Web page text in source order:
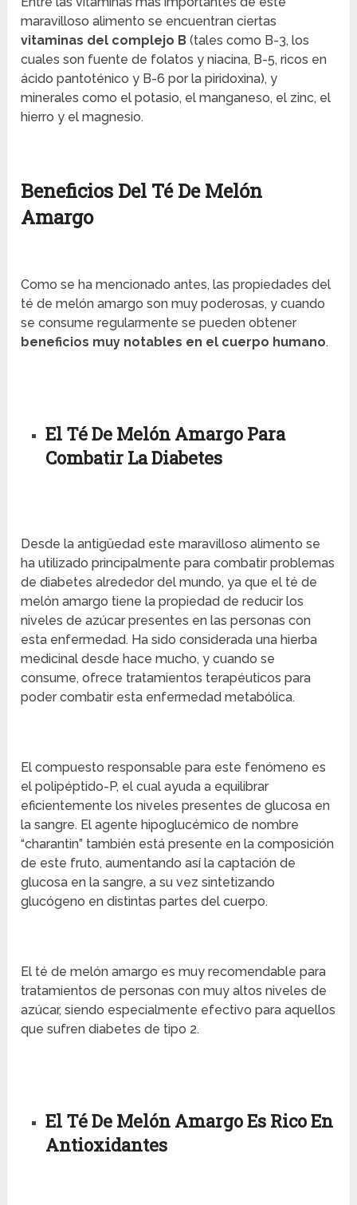
maravilloso alimento se encuentran ciertas
vitaminas del complejo B (tales como B-3, los
cuales son fuente de folatos y niacina, B-5, ricos en
ácido pantoténico y B-6 por la piridoxina), y
minerales como el potasio, el manganeso, el zinc, el
hierro y el magnesio.
Beneficios Del Té De Melón
Amargo
Como se ha mencionado antes, las propiedades del
té de melón amargo son muy poderosas, y cuando
se consume regularmente se pueden obtener
beneficios muy notables en el cuerpo humano.
El Té De Melón Amargo Para
Combatir La Diabetes
Desde la antigüedad este maravilloso alimento se
ha utilizado principalmente para combatir problemas
de diabetes alrededor del mundo, ya que el té de
melón amargo tiene la propiedad de reducir los
niveles de azúcar presentes en las personas con
esta enfermedad. Ha sido considerada una hierba
medicinal desde hace mucho, y cuando se
consume, ofrece tratamientos terapéuticos para
poder combatir esta enfermedad metabólica.
El compuesto responsable para este fenómeno es
el polipéptido-P, el cual ayuda a equilibrar
eficientemente los niveles presentes de glucosa en
la sangre. El agente hipoglucémico de nombre
“charantin” también está presente en la composición
de este fruto, aumentando así la captación de
glucosa en la sangre, a su vez sintetizando
glucógeno en distintas partes del cuerpo.
El té de melón amargo es muy recomendable para
tratamientos de personas con muy altos niveles de
azúcar, siendo especialmente efectivo para aquellos
que sufren diabetes de tipo 2.
El Té De Melón Amargo Es Rico En
Antioxidantes